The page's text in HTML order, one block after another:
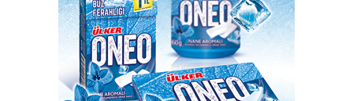
Хөл хорионы үед эрхэлж болох 6 бизнес санаа
2020-11-21